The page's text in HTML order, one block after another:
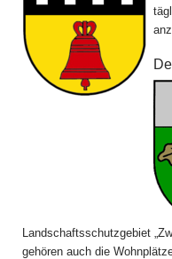
Landschaftsschutzgebiet
gehören auch die